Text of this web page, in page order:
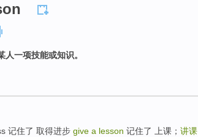
一项技能或知识。
记住了 取得进步 give a lesson 记住了 上课； 讲课